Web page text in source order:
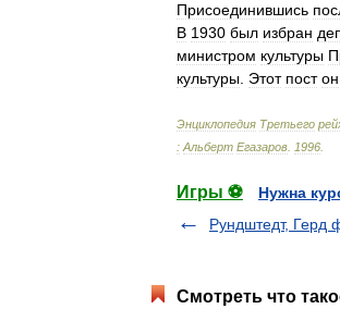
Присоединившись
В 1930 был избран
министром культуры
культуры Этот пост он
Энциклопедия Третьего
: Альберт Егазаров 1996
Игры ⚽
Нужна
Рундштедт, Герд
Смотреть что